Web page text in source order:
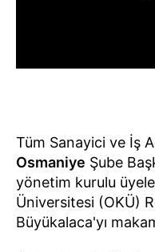
Tüm Sanayici ve İş
Osmaniye Şube
yönetim kurulu
Üniversitesi (OKÜ)
Büyükalaca'yı